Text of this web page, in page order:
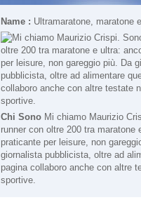
Name : Ultramaratone, maratone
Chi Sono Mi chiamo Maurizio
runner con oltre 200 tra maratone
praticante per leisure, non
giornalista pubblicista, oltre ad
pagina collaboro anche con altre
sportive.